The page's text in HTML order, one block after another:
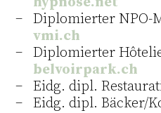
Diplomierter NPO-
vmi.ch
Diplomierter
belvoirpark.ch
Eidg. dipl.
Eidg. dipl. Bäcker/